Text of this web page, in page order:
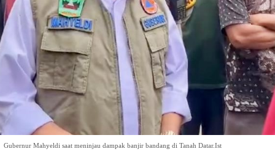
Gubernur Mahyeldi saat meninjau dampak banjir bandang di Tanah Datar.Ist